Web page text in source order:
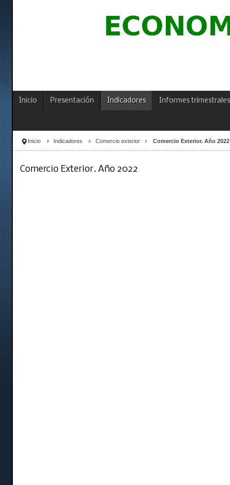
Inicio Presentación Indicadores Informes trimestrales
Inicio Indicadores Comercio exterior Comercio Exterior. Año 2022
Comercio Exterior. Año 2022